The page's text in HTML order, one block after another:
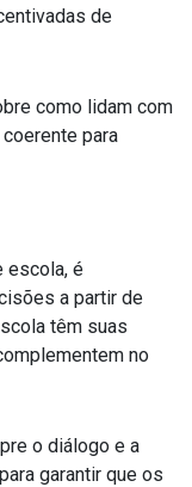
de
como lidam com
para
escola, é
a partir de
têm suas
no
o diálogo e a
garantir que os